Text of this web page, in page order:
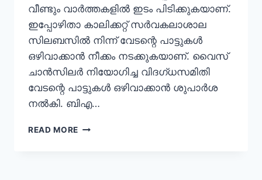
വീണ്ടും വാര്‍ത്തകളില്‍ ഇടം പിടിക്കുകയാണ്.
ഇപ്പോഴിതാ കാലിക്കറ്റ് സര്‍വകലാശാല
സിലബസില്‍ നിന്ന് വേടന്റെ പാട്ടുകള്‍
ഒഴിവാക്കാന്‍ നീക്കം നടക്കുകയാണ്. വൈസ്
ചാന്‍സിലര്‍ നിയോഗിച്ച വിദഗ്ധസമിതി
വേടന്റെ പാട്ടുകള്‍ ഒഴിവാക്കാന്‍ ശുപാര്‍ശ
നല്‍കി. ബിഎ…
READ MORE